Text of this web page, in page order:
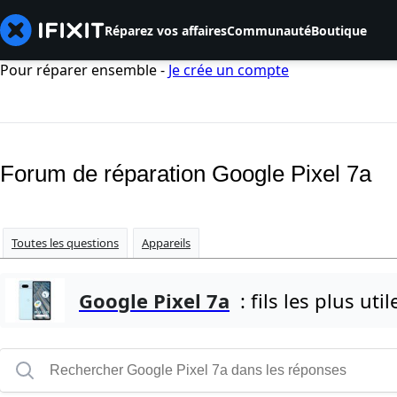
Réparez vos affairesCommunautéBoutique
Pour réparer ensemble - Je crée un compte
Forum de réparation Google Pixel 7a
Toutes les questions Appareils
Google Pixel 7a : fils les plus